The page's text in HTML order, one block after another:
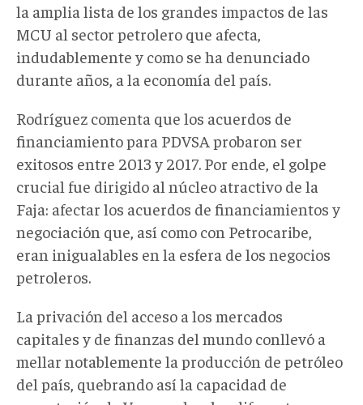
la amplia lista de los grandes impactos de las
MCU al sector petrolero que afecta,
indudablemente y como se ha denunciado
durante años, a la economía del país.
Rodríguez comenta que los acuerdos de
financiamiento para PDVSA probaron ser
exitosos entre 2013 y 2017. Por ende, el golpe
crucial fue dirigido al núcleo atractivo de la
Faja: afectar los acuerdos de financiamientos y
negociación que, así como con Petrocaribe,
eran inigualables en la esfera de los negocios
petroleros.
La privación del acceso a los mercados
capitales y de finanzas del mundo conllevó a
mellar notablemente la producción de petróleo
del país, quebrando así la capacidad de